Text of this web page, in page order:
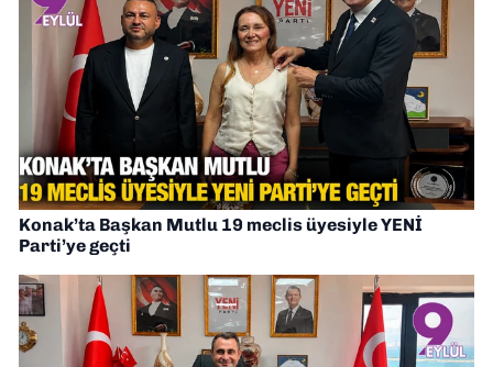
Konak’ta Başkan Mutlu 19 meclis üyesiyle YENİ
Parti’ye geçti